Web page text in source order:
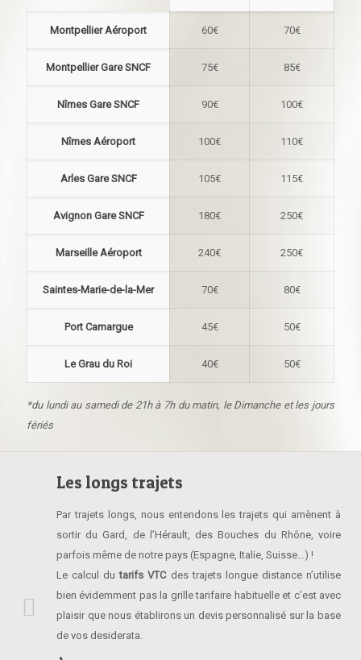
Montpellier Aéroport 60€ 70€
Montpellier Gare SNCF 75€ 85€
Nîmes Gare SNCF 90€ 100€
Nîmes Aéroport 100€ 110€
Arles Gare SNCF 105€ 115€
Avignon Gare SNCF 180€ 250€
Marseille Aéroport 240€ 250€
Saintes-Marie-de-la-Mer 70€ 80€
Port Camargue 45€ 50€
Le Grau du Roi 40€ 50€
*du lundi au samedi de 21h à 7h du matin, le Dimanche et les jours
fériés
Les longs trajets
Par trajets longs, nous entendons les trajets qui amènent à
sortir du Gard, de l’Hérault, des Bouches du Rhône, voire
parfois même de notre pays (Espagne, Italie, Suisse…) !
Le calcul dutarifs VTCdes trajets longue distance n’utilise
bien évidemment pas la grille tarifaire habituelle et c’est avec
plaisir que nous établirons un devis personnalisé sur la base
de vos desiderata.